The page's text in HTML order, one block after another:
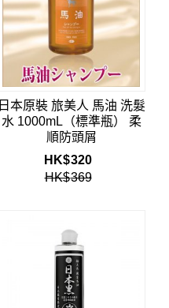
日本原裝 旅美人 馬油 洗髮
水 1000mL（標準瓶） 柔
順防頭屑
HK$320
HK$369